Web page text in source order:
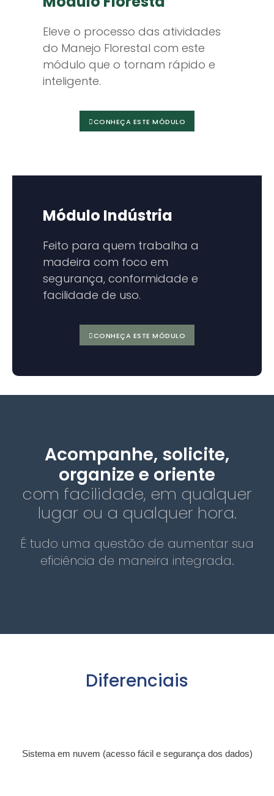
Eleve o processo das atividades
do Manejo Florestal com este
módulo que o tornam rápido e
inteligente.
CONHEÇA ESTE MÓDULO
Módulo Indústria
Feito para quem trabalha a
madeira com foco em
segurança, conformidade e
facilidade de uso.
CONHEÇA ESTE MÓDULO
Acompanhe, solicite,
organize e oriente
com facilidade, em qualquer
lugar ou a qualquer hora.
É tudo uma questão de aumentar sua
eficiência de maneira integrada.
Diferenciais
Sistema em nuvem (acesso fácil e segurança dos dados)